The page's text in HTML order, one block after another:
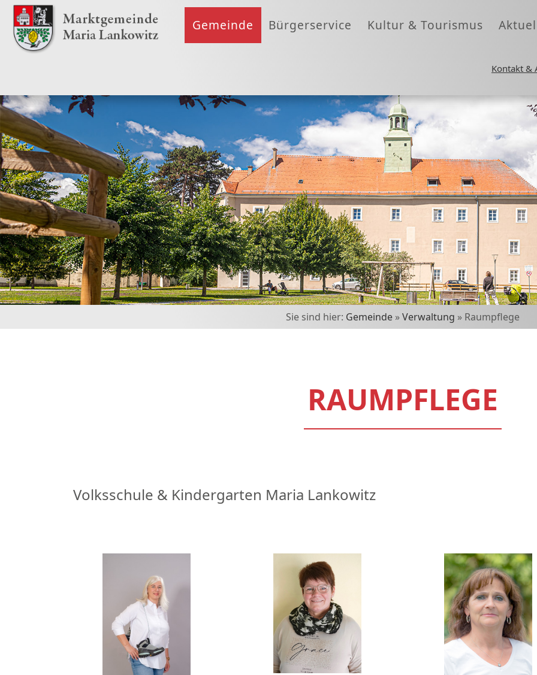
Gemeinde Bürgerservice Kultur & Tourismus
Kontakt &
Sie sind hier: Gemeinde »Verwaltung » Raumpflege
RAUMPFLEGE
Volksschule & Kindergarten Maria Lankowitz